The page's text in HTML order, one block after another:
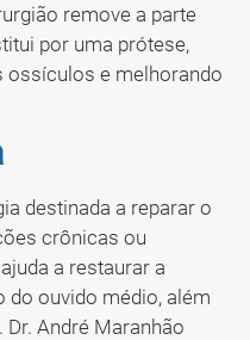
remove a parte
por uma prótese,
ossículos e melhorando
destinada a reparar o
crônicas ou
a restaurar a
do ouvido médio, além
André Maranhão